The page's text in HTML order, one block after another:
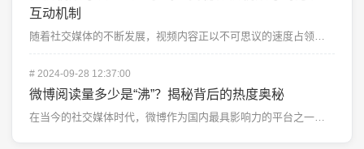
互动机制
随着社交媒体的不断发展，视频内容正以不可思议的速度占领着人们的日常生活，微信视频号作为微信生态的一部...
# 2024-09-28 12:37:00
微博阅读量多少是“沸”？揭秘背后的热度奥秘
在当今的社交媒体时代，微博作为国内最具影响力的平台之一，已经成为人们获取信息、表达观点和分享生活的重...